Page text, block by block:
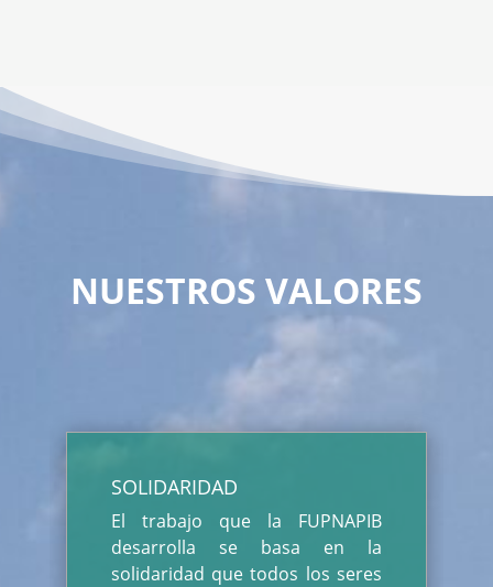
NUESTROS VALORES
SOLIDARIDAD
El trabajo que la FUPNAPIB
desarrolla se basa en la
solidaridad que todos los seres